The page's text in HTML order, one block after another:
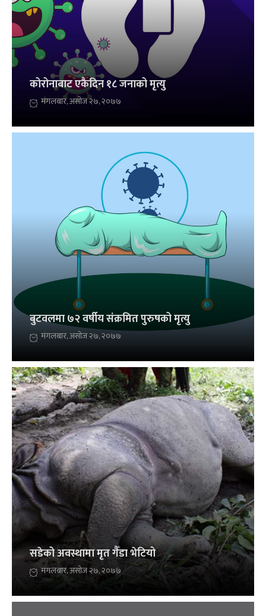
कोरोनाबाट एकैदिन १८ जनाको मृत्यु
मंगलबार, असोज २७, २०७७
बुटवलमा ७२ वर्षीय संक्रमित पुरुषको मृत्यु
मंगलबार, असोज २७, २०७७
सडेको अवस्थामा मृत गैँडा भेटियो
मंगलबार, असोज २७, २०७७